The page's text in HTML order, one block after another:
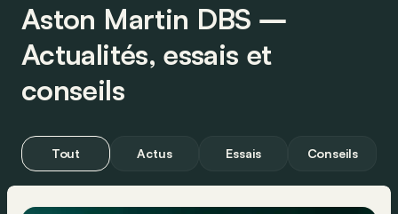
Aston Martin DBS ―
Actualités, essais et
conseils
Tout Actus Essais Conseils